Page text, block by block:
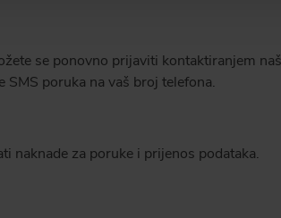
se ponovno prijaviti kontaktiranjem
poruka na vaš broj telefona.
naknade za poruke i prijenos podataka.